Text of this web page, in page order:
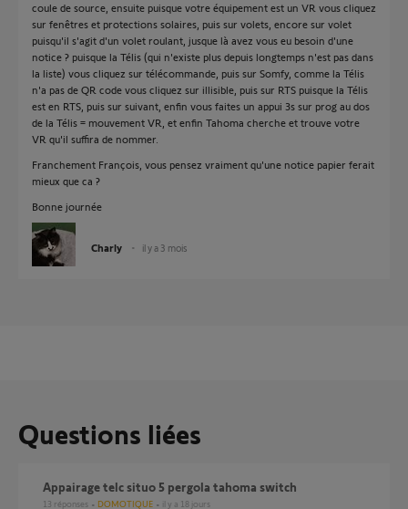
coule de source, ensuite puisque votre équipement est un VR vous cliquez
sur fenêtres et protections solaires, puis sur volets, encore sur volet
puisqu'il s'agit d'un volet roulant, jusque là avez vous eu besoin d'une
notice ? puisque la Télis (qui n'existe plus depuis longtemps n'est pas dans
la liste) vous cliquez sur télécommande, puis sur Somfy, comme la Télis
n'a pas de QR code vous cliquez sur illisible, puis sur RTS puisque la Télis
est en RTS, puis sur suivant, enfin vous faites un appui 3s sur prog au dos
de la Télis = mouvement VR, et enfin Tahoma cherche et trouve votre
VR qu'il suffira de nommer.
Franchement François, vous pensez vraiment qu'une notice papier ferait
mieux que ca ?
Bonne journée
Charly il y a 3 mois
Questions liées
Appairage telc situo 5 pergola tahoma switch
13 réponses DOMOTIQUE il y a 18 jours